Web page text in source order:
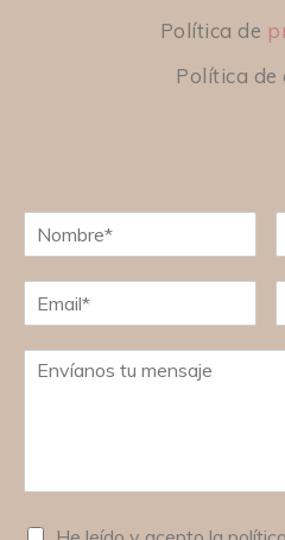
Política de
Política de